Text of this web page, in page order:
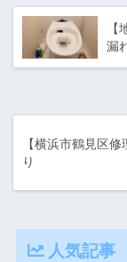
漏
【横浜市鶴見区
り
人気記事